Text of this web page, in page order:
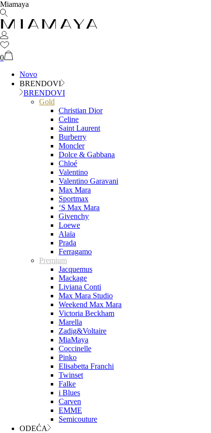
Miamaya
0
Novo
BRENDOVI
BRENDOVI
Gold
Christian Dior
Celine
Saint Laurent
Burberry
Moncler
Dolce & Gabbana
Chloé
Valentino
Valentino Garavani
Max Mara
Sportmax
‘S Max Mara
Givenchy
Loewe
Alaïa
Prada
Ferragamo
Premium
Jacquemus
Mackage
Liviana Conti
Max Mara Studio
Weekend Max Mara
Victoria Beckham
Marella
Zadig&Voltaire
MiaMaya
Coccinelle
Pinko
Elisabetta Franchi
Twinset
Falke
i Blues
Carven
EMME
Semicouture
ODEĆA